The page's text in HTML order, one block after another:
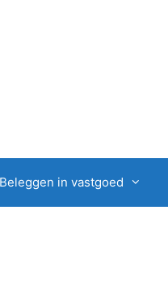
Beleggen in vastgoed